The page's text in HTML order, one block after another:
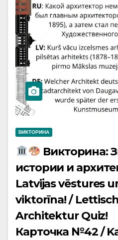
ВИКТОРИНА
Викторина:
истории и
Latvijas vēstures
viktorīna! /
Architektur Quiz!
Карточка №42 /